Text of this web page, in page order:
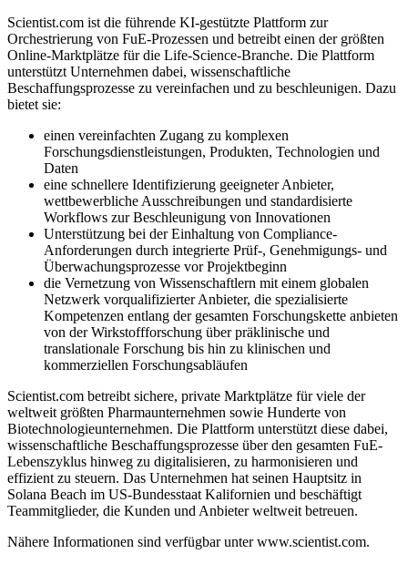
Scientist.com ist die führende KI-gestützte Plattform zur
Orchestrierung von FuE-Prozessen und betreibt einen der größten
Online-Marktplätze für die Life-Science-Branche. Die Plattform
unterstützt Unternehmen dabei, wissenschaftliche
Beschaffungsprozesse zu vereinfachen und zu beschleunigen. Dazu
bietet sie:
einen vereinfachten Zugang zu komplexen
Forschungsdienstleistungen, Produkten, Technologien und
Daten
eine schnellere Identifizierung geeigneter Anbieter,
wettbewerbliche Ausschreibungen und standardisierte
Workflows zur Beschleunigung von Innovationen
Unterstützung bei der Einhaltung von Compliance-
Anforderungen durch integrierte Prüf-, Genehmigungs- und
Überwachungsprozesse vor Projektbeginn
die Vernetzung von Wissenschaftlern mit einem globalen
Netzwerk vorqualifizierter Anbieter, die spezialisierte
Kompetenzen entlang der gesamten Forschungskette anbieten
von der Wirkstoffforschung über präklinische und
translationale Forschung bis hin zu klinischen und
kommerziellen Forschungsabläufen
Scientist.com betreibt sichere, private Marktplätze für viele der
weltweit größten Pharmaunternehmen sowie Hunderte von
Biotechnologieunternehmen. Die Plattform unterstützt diese dabei,
wissenschaftliche Beschaffungsprozesse über den gesamten FuE-
Lebenszyklus hinweg zu digitalisieren, zu harmonisieren und
effizient zu steuern. Das Unternehmen hat seinen Hauptsitz in
Solana Beach im US-Bundesstaat Kalifornien und beschäftigt
Teammitglieder, die Kunden und Anbieter weltweit betreuen.
Nähere Informationen sind verfügbar unter www.scientist.com.